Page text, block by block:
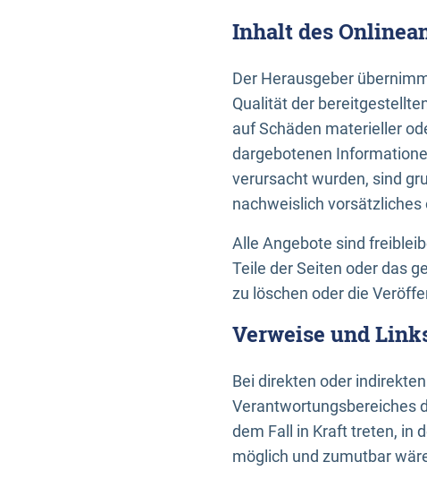
Inhalt des
Der Herausgeber
Qualität der
auf Schäden materieller
dargebotenen
verursacht wurden, sind
nachweislich
Alle Angebote sind
Teile der Seiten oder das
zu löschen oder die
Verweise und
Bei direkten oder
Verantwortungsbereiches
dem Fall in Kraft treten, in
möglich und zumutbar